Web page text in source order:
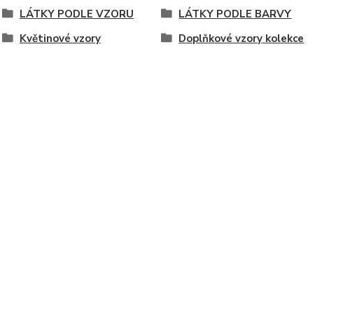
LÁTKY PODLE VZORU
LÁTKY PODLE BARVY
Květinové vzory
Doplňkové vzory kolekce